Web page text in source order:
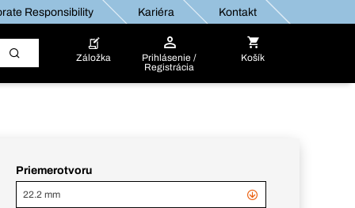
Responsibility Kariéra Kontakt
Záložka
Prihlásenie /
Registrácia
Košík
Priemerotvoru
22.2 mm